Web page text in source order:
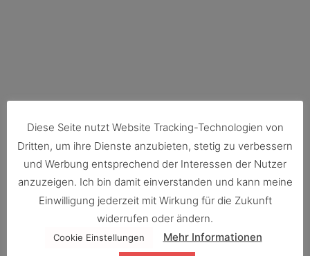
Die freie Trauung
Diese Seite nutzt Website Tracking-Technologien von
Dritten, um ihre Dienste anzubieten, stetig zu verbessern
und Werbung entsprechend der Interessen der Nutzer
anzuzeigen. Ich bin damit einverstanden und kann meine
Einwilligung jederzeit mit Wirkung für die Zukunft
widerrufen oder ändern.
Cookie Einstellungen Mehr Informationen